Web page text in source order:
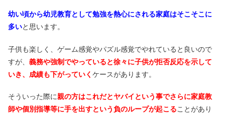
幼い頃から幼児教育として勉強を熱心にされる家庭はそこそこに
多いと思います。
子供も楽しく、ゲーム感覚やパズル感覚でやれていると良いので
すが、 義務や強制でやっていると徐々に子供が拒否反応を示して
いき、成績も下がっていく ケースがあります。
そういった際に親の方はこれだとヤバイという事でさらに家庭教
師や個別指導等に手を出すという負のループが起こることがあり